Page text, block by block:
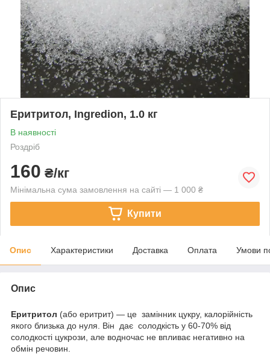
Еритритол, Ingredion, 1.0 кг
В наявності
Роздріб
160 ₴/кг
Мінімальна сума замовлення на сайті — 1 000 ₴
Купити
Опис Характеристики Доставка Оплата Умови
Опис
Еритритол (або еритрит) — це замінник цукру, калорійність
якого близька до нуля. Він дає солодкість у 60-70% від
солодкості цукрози, але водночас не впливає негативно на
обмін речовин.